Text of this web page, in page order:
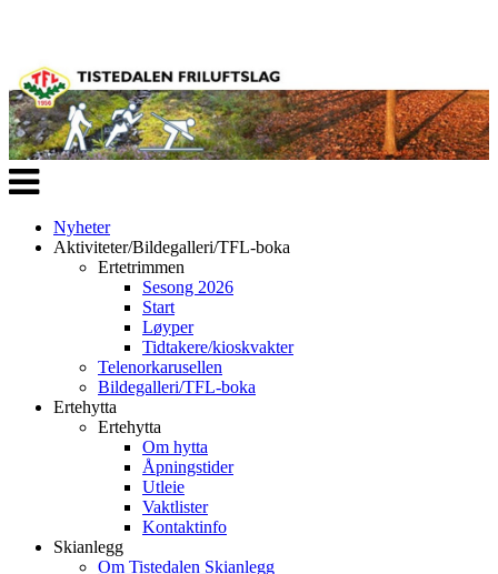
Veksle
navigasjon
Nyheter
Aktiviteter/Bildegalleri/TFL-boka
Ertetrimmen
Sesong 2026
Start
Løyper
Tidtakere/kioskvakter
Telenorkarusellen
Bildegalleri/TFL-boka
Ertehytta
Ertehytta
Om hytta
Åpningstider
Utleie
Vaktlister
Kontaktinfo
Skianlegg
Om Tistedalen Skianlegg